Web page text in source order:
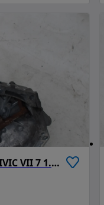
SKRZYNIA BIEGÓW HONDA CIVIC VII 7 1.7 CTDI 17 F-VAT